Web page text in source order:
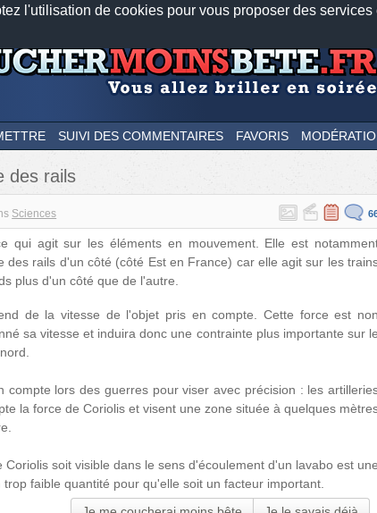
l'utilisation de cookies pour vous proposer des
Nos applications mobiles Newsletter
SUIVI DES COMMENTAIRES FAVORIS
des rails
Sciences
qui agit sur les éléments en mouvement. Elle est
des rails d'un côté (côté Est en France) car elle agit sur les
plus d'un côté que de l'autre.
de la vitesse de l'objet pris en compte. Cette force est non
sa vitesse et induira donc une contrainte plus importante sur le
compte lors des guerres pour viser avec précision : les
la force de Coriolis et visent une zone située à quelques
soit visible dans le sens d'écoulement d'un lavabo est une
faible quantité pour qu'elle soit un facteur important.